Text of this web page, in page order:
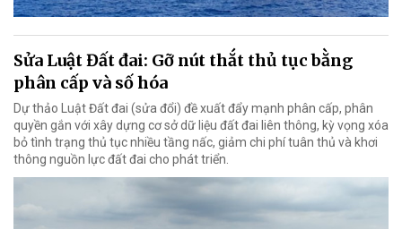
Sửa Luật Đất đai: Gỡ nút thắt thủ tục bằng
phân cấp và số hóa
Dự thảo Luật Đất đai (sửa đổi) đề xuất đẩy mạnh phân cấp, phân
quyền gắn với xây dựng cơ sở dữ liệu đất đai liên thông, kỳ vọng xóa
bỏ tình trạng thủ tục nhiều tầng nấc, giảm chi phí tuân thủ và khơi
thông nguồn lực đất đai cho phát triển.